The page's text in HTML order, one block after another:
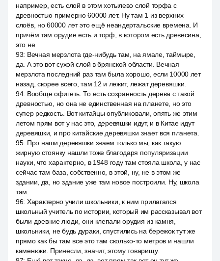
например, есть слой в этом хотылево слой торфа с
древностью примерно 60000 лет. Ну там 1 из верхних
слоёв, но 60000 лет это ещё неандертальские времена. И
причём там орудие есть и торф, в котором есть древесина,
это не
93: Вечная мерзлота где-нибудь там, на ямале, таймыре,
да. А это вот сухой слой в брянской области. Вечная
мерзлота последний раз там была хорошо, если 10000 лет
назад, скорее всего, там 12 и лежит, лежат деревяшки.
94: Вообще офигеть. То есть сохранность дерева с такой
древностью, но она не единственная на планете, но это
супер редкость. Вот китайцы опубликовали, опять же этим
летом прям вот у нас это, деревяшки идут, и в Китае идут
деревяшки, и про китайские деревяшки знает вся планета.
95: Про наши деревяшки знаем только мы, как такую
жирную стоянку нашли тоже благодаря популяризации
науки, что характерно, в 1948 году там стояла школа, у нас
сейчас там база, собственно, в этой, ну, не в этом же
здании, да, но здание уже там новое построили. Ну, школа
там.
96: Характерно учили школьники, к ним прилагался
школьный учитель по истории, который им рассказывал вот
были древние люди, они клепали орудия из камня,
школьники, не будь дураки, спустились на бережок тут же
прямо как бы там все это там сколько-то метров и нашли
каменюки. Принесли, значит, этому товарищу.